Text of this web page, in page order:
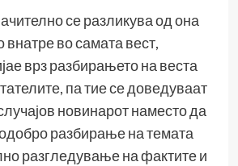
се разликува од она
во самата вест,
врз разбирањето на веста
па тие се доведуваат
новинарот наместо да
разбирање на темата
разгледување на фактите и